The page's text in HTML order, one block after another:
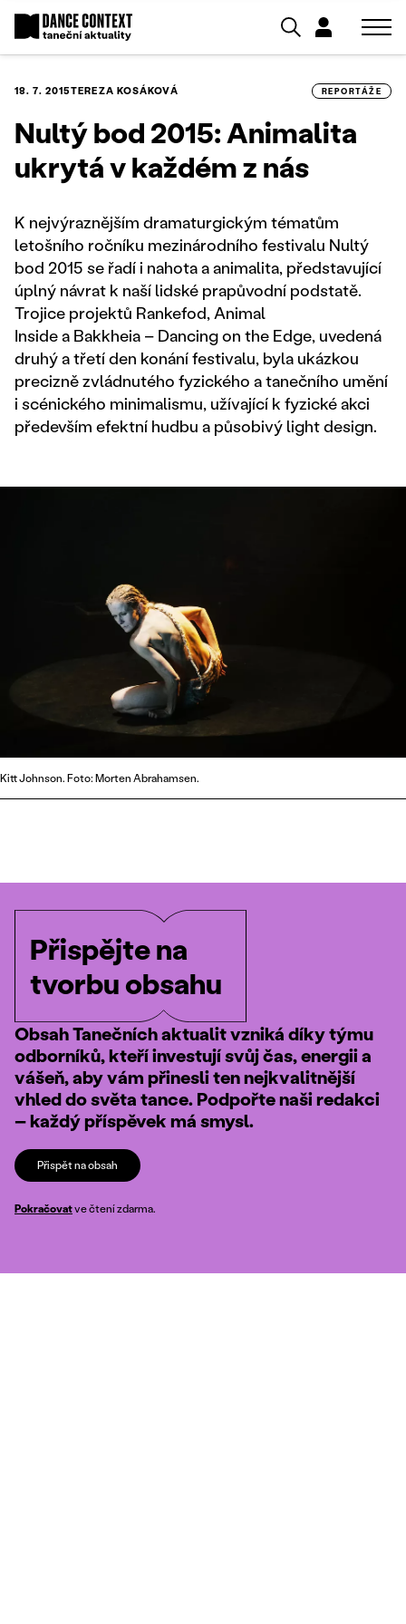
18. 7. 2015TEREZA KOSÁKOVÁ REPORTÁŽE
Nultý bod 2015: Animalita
ukrytá v každém z nás
K nejvýraznějším dramaturgickým tématům
letošního ročníku mezinárodního festivalu Nultý
bod 2015 se řadí i nahota a animalita, představující
úplný návrat k naší lidské prapůvodní podstatě.
Trojice projektů Rankefod, Animal
Inside a Bakkheia – Dancing on the Edge, uvedená
druhý a třetí den konání festivalu, byla ukázkou
precizně zvládnutého fyzického a tanečního umění
i scénického minimalismu, užívající k fyzické akci
především efektní hudbu a působivý light design.
Kitt Johnson. Foto: Morten Abrahamsen.
Přispějte na
tvorbu obsahu
Obsah Tanečních aktualit vzniká díky týmu
odborníků, kteří investují svůj čas, energii a
vášeň, aby vám přinesli ten nejkvalitnější
vhled do světa tance. Podpořte naši redakci
– každý příspěvek má smysl.
Přispět na obsah
Pokračovatve čtení zdarma.